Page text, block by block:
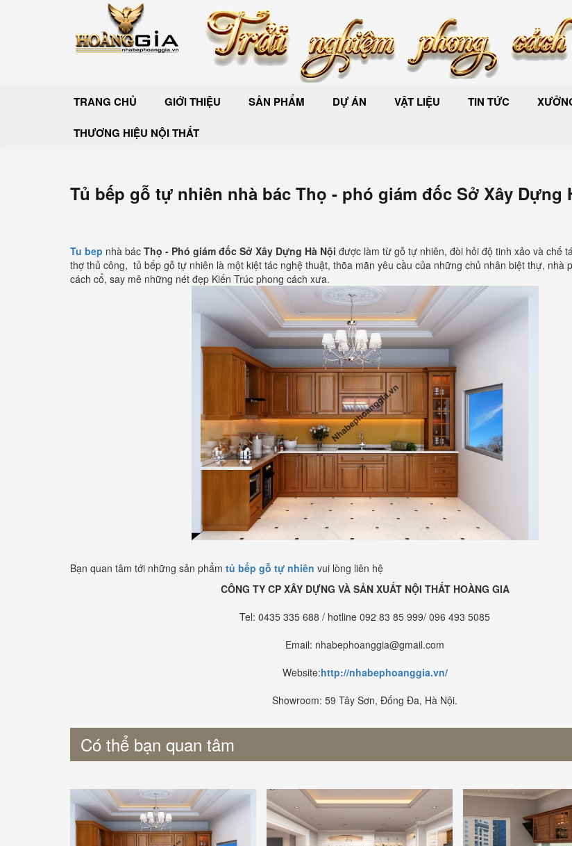
TRANG CHỦ GIỚI THIỆU SẢN PHẨM DỰ ÁN VẬT LIỆU TIN TỨC
THƯƠNG HIỆU NỘI THẤT
Tủ bếp gỗ tự nhiên nhà bác Thọ - phó giám đốc Sở Xây Dựng
Tu bep nhà bác Thọ - Phó giám đốc Sở Xây Dựng Hà Nội được làm từ gỗ tự nhiên, đòi hỏi độ tinh xảo và chế
thợ thủ công, tủ bếp gỗ tự nhiên là một kiệt tác nghệ thuật, thõa mãn yêu cầu của những chủ nhân biệt thự, nhà
cách cổ, say mê những nét đẹp Kiến Trúc phong cách xưa.
Bạn quan tâm tới những sản phẩm tủ bếp gỗ tự nhiên vui lòng liên hệ
CÔNG TY CP XÂY DỰNG VÀ SẢN XUẤT NỘI THẤT HOÀNG GIA
Tel: 0435 335 688 / hotline 092 83 85 999/ 096 493 5085
Email: nhabephoanggia@gmail.com
Website:http://nhabephoanggia.vn/
Showroom: 59 Tây Sơn, Đống Đa, Hà Nội.
Có thể bạn quan tâm